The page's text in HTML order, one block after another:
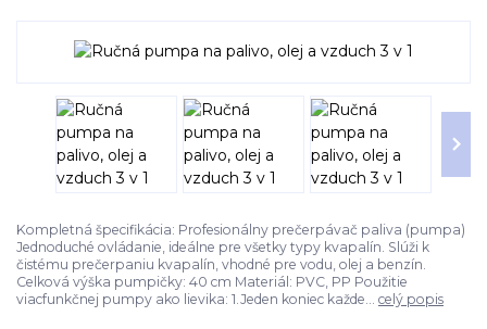
Kompletná špecifikácia: Profesionálny prečerpávač paliva (pumpa)
Jednoduché ovládanie, ideálne pre všetky typy kvapalín. Slúži k
čistému prečerpaniu kvapalín, vhodné pre vodu, olej a benzín.
Celková výška pumpičky: 40 cm Materiál: PVC, PP Použitie
viacfunkčnej pumpy ako lievika: 1.Jeden koniec každe... celý popis